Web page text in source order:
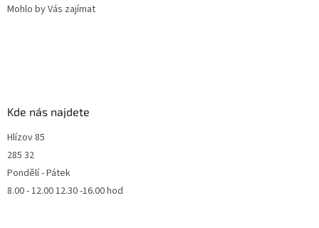
Mohlo by Vás zajímat
Kde nás najdete
Hlízov 85
285 32
Pondělí - Pátek
8.00 - 12.00 12.30 -16.00 hod